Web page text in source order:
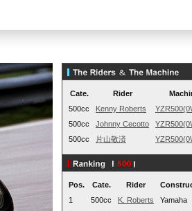
Cate. Rider
500cc
Kenny Roberts
500cc
Johnny Cecotto
500cc
片山敬済
Pos. Cate. Rider
1
500cc K. Roberts Yamaha